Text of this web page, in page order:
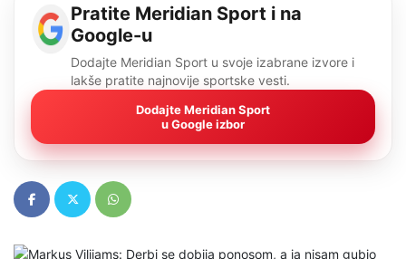
Pratite Meridian Sport i na
Google-u
Dodajte Meridian Sport u svoje izabrane izvore i
lakše pratite najnovije sportske vesti.
Dodajte Meridian Sport
u Google izbor